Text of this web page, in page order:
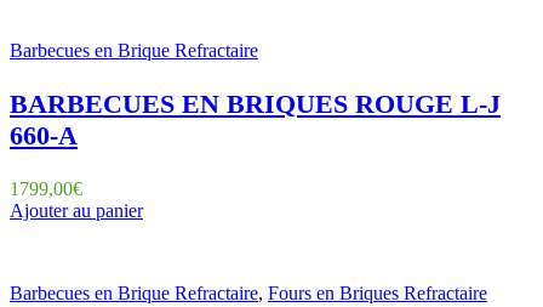
Barbecues en Brique Refractaire
BARBECUES EN BRIQUES ROUGE L-J
660-A
1799,00€
Ajouter au panier
Barbecues en Brique Refractaire, Fours en Briques Refractaire